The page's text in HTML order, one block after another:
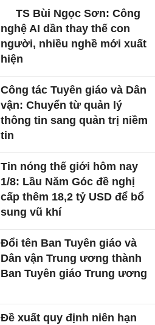
TS Bùi Ngọc Sơn: Công
nghệ AI dần thay thế con
người, nhiều nghề mới xuất
hiện
Công tác Tuyên giáo và Dân
vận: Chuyển từ quản lý
thông tin sang quản trị niềm
tin
Tin nóng thế giới hôm nay
1/8: Lầu Năm Góc đề nghị
cấp thêm 18,2 tỷ USD để bổ
sung vũ khí
Đổi tên Ban Tuyên giáo và
Dân vận Trung ương thành
Ban Tuyên giáo Trung ương
Đề xuất quy định niên hạn